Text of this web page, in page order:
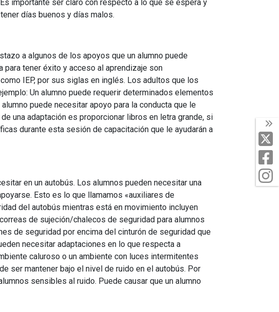
X
importante ser claro con respecto a lo que se espera y
días buenos y días malos.
a algunos de los apoyos que un alumno puede
para tener éxito y acceso al aprendizaje son
IEP, por sus siglas en inglés. Los adultos que los
Un alumno puede requerir determinados elementos
puede necesitar apoyo para la conducta que le
una adaptación es proporcionar libros en letra grande, si
durante esta sesión de capacitación que le ayudarán a
en un autobús. Los alumnos pueden necesitar una
Esto es lo que llamamos «auxiliares de
del autobús mientras está en movimiento incluyen
de sujeción/chalecos de seguridad para alumnos
de seguridad por encima del cinturón de seguridad que
necesitar adaptaciones en lo que respecta a
caluroso o un ambiente con luces intermitentes
ser mantener bajo el nivel de ruido en el autobús. Por
sensibles al ruido. Puede causar que un alumno